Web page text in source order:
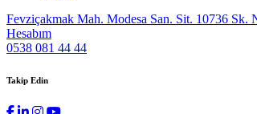
Fevziçakmak Mah. Modesa San. Sit. 10736
Hesabım
0538 081 44 44
Takip Edin